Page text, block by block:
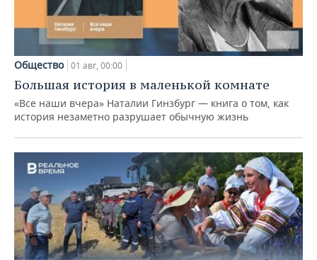
Общество 01 авг, 00:00
Большая история в маленькой комнате
«Все наши вчера» Наталии Гинзбург — книга о том, как
история незаметно разрушает обычную жизнь